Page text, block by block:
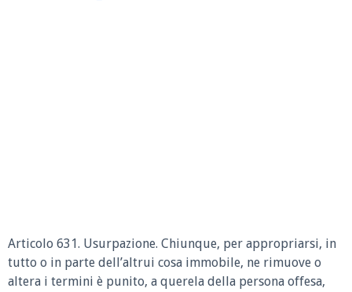
Articolo 631. Usurpazione. Chiunque, per appropriarsi, in
tutto o in parte dell’altrui cosa immobile, ne rimuove o
altera i termini è punito, a querela della persona offesa,